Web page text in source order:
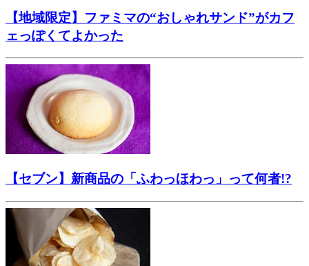
【地域限定】ファミマの“おしゃれサンド”がカフ
ェっぽくてよかった
【セブン】新商品の「ふわっほわっ」って何者!?